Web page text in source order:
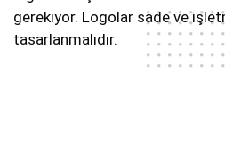
gerekiyor. Logolar sade ve
tasarlanmalıdır.